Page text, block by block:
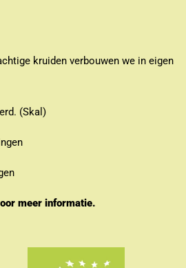
kruiden verbouwen we in eigen
(Skal)
meer informatie.